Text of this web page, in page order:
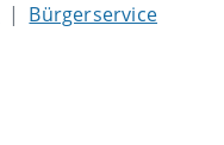
Bürgerservice